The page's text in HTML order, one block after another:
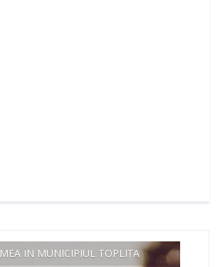
ÎN MUNICIPIUL TOPLIȚA